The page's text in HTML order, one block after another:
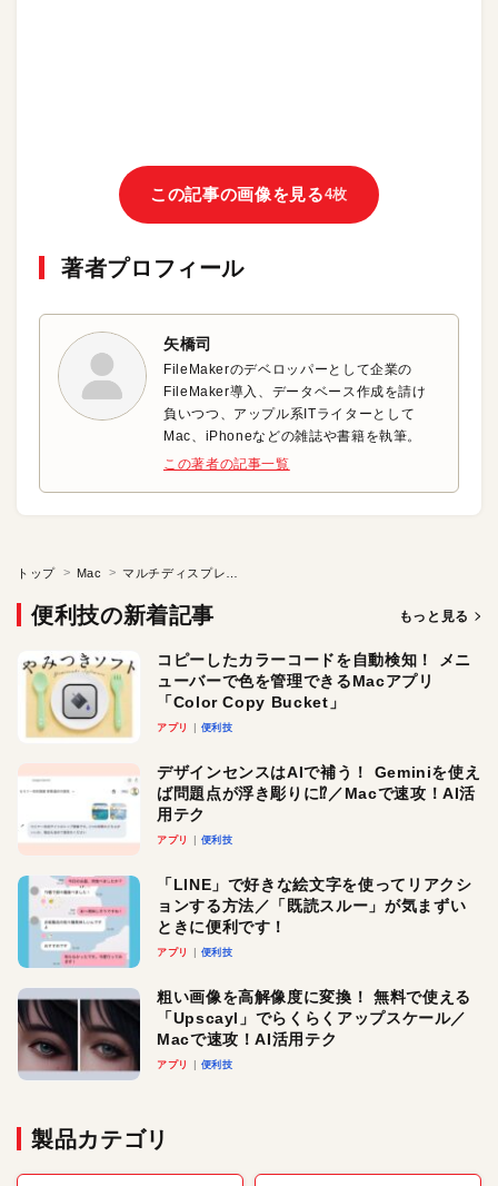
この記事の画像を見る4枚
著者プロフィール
矢橋司
FileMakerのデベロッパーとして企業の
FileMaker導入、データベース作成を請け
負いつつ、アップル系ITライターとして
Mac、iPhoneなどの雑誌や書籍を執筆。
この著者の記事一覧
トップ Mac
便利技の新着記事 もっと見る
コピーしたカラーコードを自動検知！ メニ
ューバーで色を管理できるMacアプリ
「Color Copy Bucket」
アプリ 便利技
デザインセンスはAIで補う！ Geminiを使え
ば問題点が浮き彫りに⁉︎／Macで速攻！AI活
用テク
アプリ 便利技
「LINE」で好きな絵文字を使ってリアクシ
ョンする方法／「既読スルー」が気まずい
ときに便利です！
アプリ 便利技
粗い画像を高解像度に変換！ 無料で使える
「Upscayl」でらくらくアップスケール／
Macで速攻！AI活用テク
アプリ 便利技
製品カテゴリ